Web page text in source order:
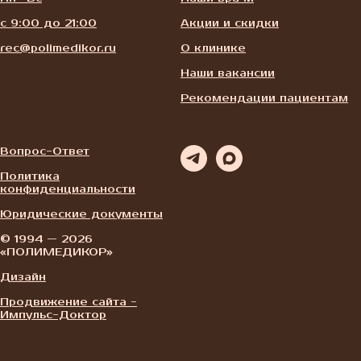
с 9:00 до 21:00
rec@polimedikor.ru
Акции и скидки
О клинике
Наши вакансии
Рекомендации пациентам
Вопрос-Ответ
Политика
конфиденциальности
Юридические документы
© 1994 — 2026
«ПОЛИМЕДИКОР»
Дизайн
Продвижение сайта -
Импульс-Доктор